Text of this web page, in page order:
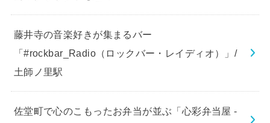
藤井寺の音楽好きが集まるバー
「#rockbar_Radio（ロックバー・レイディオ）」/
土師ノ里駅
佐堂町で心のこもったお弁当が並ぶ「心彩弁当屋 -